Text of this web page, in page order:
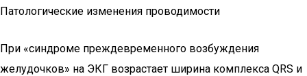
Патологические изменения проводимости
При «синдроме преждевременного возбуждения
желудочков» на ЭКГ возрастает ширина комплекса QRS и